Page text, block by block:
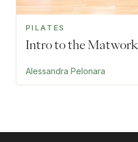
PILATES
Intro to the Matwork
Alessandra Pelonara